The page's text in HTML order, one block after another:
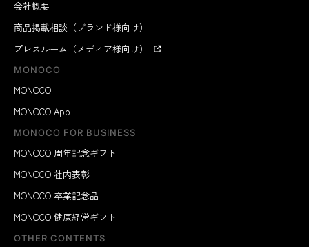
会社概要
商品掲載相談（ブランド様向け）
プレスルーム（メディア様向け）
MONOCO
MONOCO
MONOCO App
MONOCO FOR BUSINESS
MONOCO 周年記念ギフト
MONOCO 社内表彰
MONOCO 卒業記念品
MONOCO 健康経営ギフト
OTHER CONTENTS